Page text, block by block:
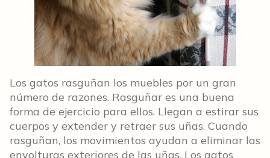
Los gatos rasguñan los muebles por un gran
número de razones. Rasguñar es una buena
forma de ejercicio para ellos. Llegan a estirar sus
cuerpos y extender y retraer sus uñas. Cuando
rasguñan, los movimientos ayudan a eliminar las
envolturas exteriores de las uñas. Los gatos